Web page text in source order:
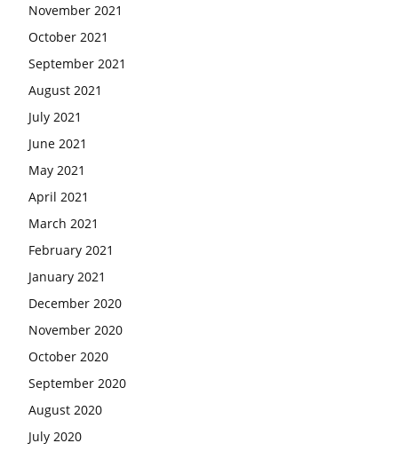
November 2021
October 2021
September 2021
August 2021
July 2021
June 2021
May 2021
April 2021
March 2021
February 2021
January 2021
December 2020
November 2020
October 2020
September 2020
August 2020
July 2020